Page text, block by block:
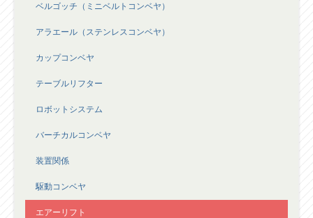
ベルゴッチ（ミニベルトコンベヤ）
アラエール（ステンレスコンベヤ）
カップコンベヤ
テーブルリフター
ロボットシステム
バーチカルコンベヤ
装置関係
駆動コンベヤ
エアーリフト